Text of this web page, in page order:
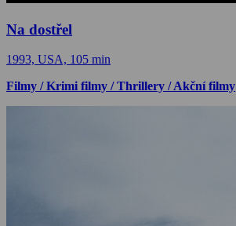
Na dostřel
1993, USA, 105 min
Filmy / Krimi filmy / Thrillery / Akční filmy